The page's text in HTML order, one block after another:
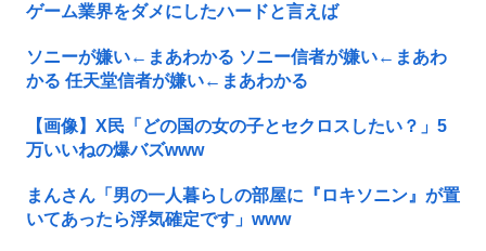
ゲーム業界をダメにしたハードと言えば
ソニーが嫌い←まあわかる ソニー信者が嫌い←まあわ
かる 任天堂信者が嫌い←まあわかる
【画像】X民「どの国の女の子とセクロスしたい？」5
万いいねの爆バズwww
まんさん「男の一人暮らしの部屋に『ロキソニン』が置
いてあったら浮気確定です」www